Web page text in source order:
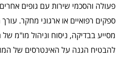
פעולה והסכמי שירות עם גופים
ספקים רפואיים או ארגוני מחקר. עורך
מסייע בבדיקה, ניסוח וניהול מו"מ של
להבטיח הגנה על האינטרסים של